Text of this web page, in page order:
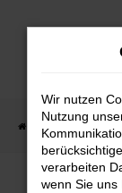
Zum
Startseite
Wir nutzen
Nutzung
verarbeiten
wenn Sie uns